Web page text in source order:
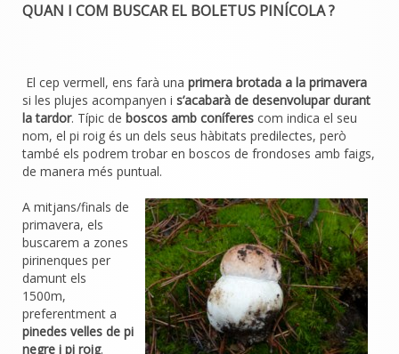
QUAN I COM BUSCAR EL BOLETUS PINÍCOLA ?
El cep vermell, ens farà una primera brotada a la primavera
si les plujes acompanyen i s’acabarà de desenvolupar durant
la tardor. Típic de boscos amb coníferes com indica el seu
nom, el pi roig és un dels seus hàbitats predilectes, però
també els podrem trobar en boscos de frondoses amb faigs,
de manera més puntual.
A mitjans/finals de
primavera, els
buscarem a zones
pirinenques per
damunt els
1500m,
preferentment a
pinedes velles de pi
negre i pi roig.